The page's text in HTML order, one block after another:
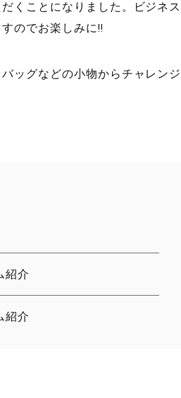
くことになりました。ビジネス
のでお楽しみに!!
ッグなどの小物からチャレンジ
紹介
紹介